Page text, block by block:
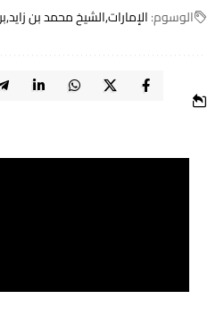
الوسوم:الإماراتالشيخ محمد بن زايد